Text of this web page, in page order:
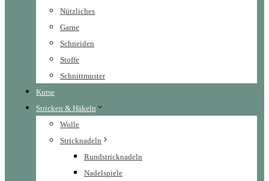
Nützliches
Garne
Schneiden
Stoffe
Schnittmuster
Kurse
Stricken & Häkeln
Wolle
Stricknadeln
Rundstricknadeln
Nadelspiele